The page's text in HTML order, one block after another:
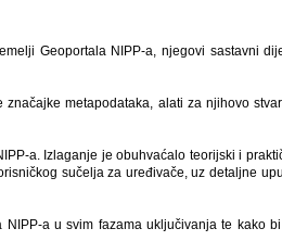
Geoportala NIPP-a, njegovi sastavni
metapodataka, alati za njihovo
a. Izlaganje je obuhvaćalo teorijski i
sučelja za uređivače, uz detaljne
a u svim fazama uključivanja te kako